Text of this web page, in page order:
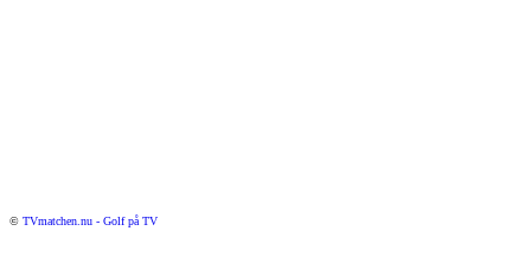
© TVmatchen.nu - Golf på TV